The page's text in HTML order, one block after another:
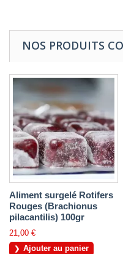
NOS PRODUITS
Aliment surgelé Rotifers
Rouges (Brachionus
pilacantilis) 100gr
21,00 €
Ajouter au panier